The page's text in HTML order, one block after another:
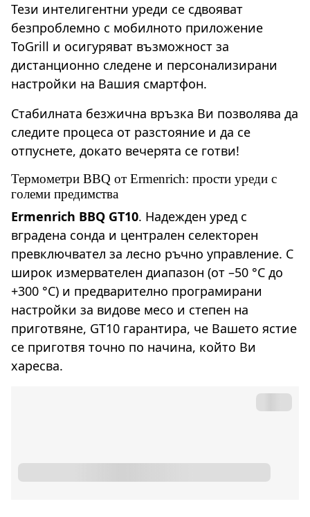
Тези интелигентни уреди се сдвояват
безпроблемно с мобилното приложение
ToGrill и осигуряват възможност за
дистанционно следене и персонализирани
настройки на Вашия смартфон.
Стабилната безжична връзка Ви позволява да
следите процеса от разстояние и да се
отпуснете, докато вечерята се готви!
Термометри BBQ от Ermenrich: прости уреди с
големи предимства
Ermenrich BBQ GT10. Надежден уред с
вградена сонда и централен селекторен
превключвател за лесно ръчно управление. С
широк измервателен диапазон (от –50 °C до
+300 °C) и предварително програмирани
настройки за видове месо и степен на
приготвяне, GT10 гарантира, че Вашето ястие
се приготвя точно по начина, който Ви
харесва.